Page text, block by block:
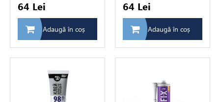
64 Lei
Adaugă în coș
64 Lei
Adaugă în coș